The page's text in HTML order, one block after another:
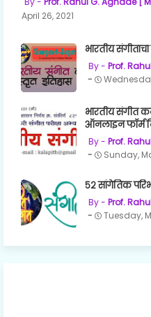
April 26, 2021
भारतीय
Prof.
भारतीय संगीत
ऑनलाइन फॉर्म
Prof.
Sunday,
५२ सांगेतिक
Prof.
Tuesday,